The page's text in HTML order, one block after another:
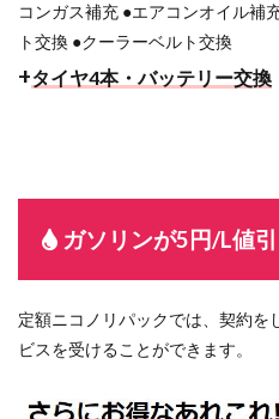
コンガス補充 ●エアコンオイル補
ト交換 ●クーラーベルト交換
+タイヤ4本・バッテリー交換
ガソリンが5円/L値
定額ニコノリパックでは、契約を
ビスを受けることができます。